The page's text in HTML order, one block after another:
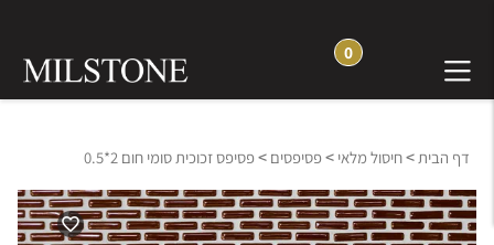
0
דף הבית>חיסול מלאי >פסיפסים >פסיפס זכוכית סומי חום 2*0.5